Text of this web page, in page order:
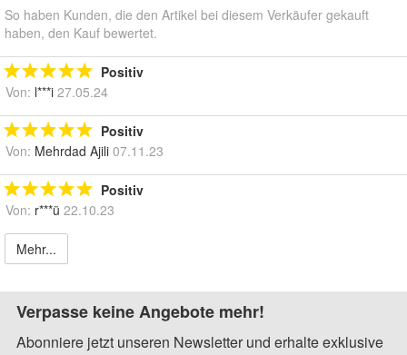
So haben Kunden, die den Artikel bei diesem Verkäufer gekauft
haben, den Kauf bewertet.
Positiv
Von: l***i 27.05.24
Positiv
Von: Mehrdad Ajili 07.11.23
Positiv
Von: r***ü 22.10.23
Mehr...
Verpasse keine Angebote mehr!
Abonniere jetzt unseren Newsletter und erhalte exklusive